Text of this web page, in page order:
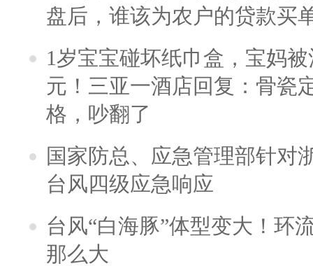
盘后，谁该为农户的贷款买
1岁宝宝碰坏纸巾盒，宝妈
元！三亚一酒店回复：骨瓷
格，吵翻了
国家防总、应急管理部针对
台风四级应急响应
台风“白海豚”体型变大！环
那么大